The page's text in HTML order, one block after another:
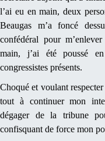
l’ai eu en main, deux
Beaugas m’a foncé
confédéral pour
main, j’ai été poussé
congressistes présents.
Choqué et voulant
tout à continuer mon
dégager de la tribune
confisquant de force mon